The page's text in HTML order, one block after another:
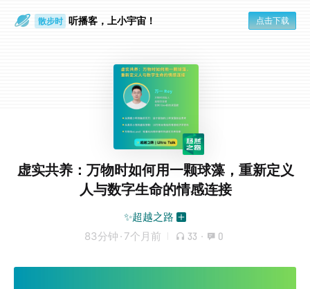
散步时 听播客，上小宇宙！ 点击下载
虚实共养：万物时如何用一颗球藻，重新定义
人与数字生命的情感连接
✨超越之路
83分钟 · 7个月前 33 · 0